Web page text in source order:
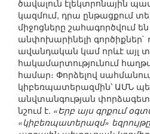
ծավալուն էլեկտրոնային
կազմում, դրա ընթացքում
միջոցները շահագործվում
անփոխարինելի
ավանդական կամ որևէ այլ
հակամարտությունում
համար։ Փորձելով
կիբեռպատերազմին՝ ԱՄՆ
անվտանգության փորձագետ
նշում է. «Երբ այս գրքում
«կիբեռպատերազմ»